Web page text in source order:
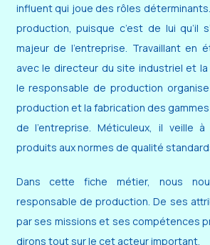
influent qui joue des rôles
production, puisque c’est de lui qu’il
majeur de l’entreprise. Travaillant en
avec le directeur du site industriel et la
le responsable de production
production et la fabrication des
de l’entreprise. Méticuleux, il veille
produits aux normes de qualité
Dans cette fiche métier, nous
responsable de production. De ses
par ses missions et ses compétences
dirons tout sur le cet acteur important.